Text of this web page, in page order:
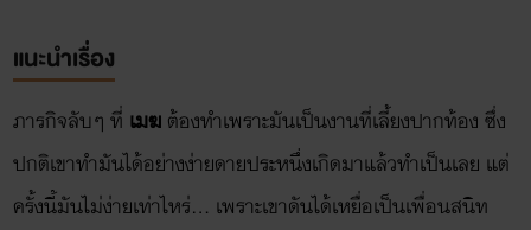
แนะนำเรื่อง
ภารกิจลับๆ ที่ เมฆ ต้องทำเพราะมันเป็นงานที่เลี้ยงปากท้อง ซึ่ง
ปกติเขาทำมันได้อย่างง่ายดายประหนึ่งเกิดมาแล้วทำเป็นเลย แต่
ครั้งนี้มันไม่ง่ายเท่าไหร่... เพราะเขาดันได้เหยื่อเป็นเพื่อนสนิท